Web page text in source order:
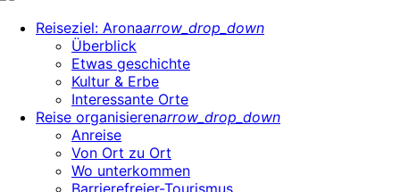
Reiseziel: Aronaarrow_drop_down
Überblick
Etwas geschichte
Kultur & Erbe
Interessante Orte
Reise organisierenarrow_drop_down
Anreise
Von Ort zu Ort
Wo unterkommen
Barrierefreier-Tourismus